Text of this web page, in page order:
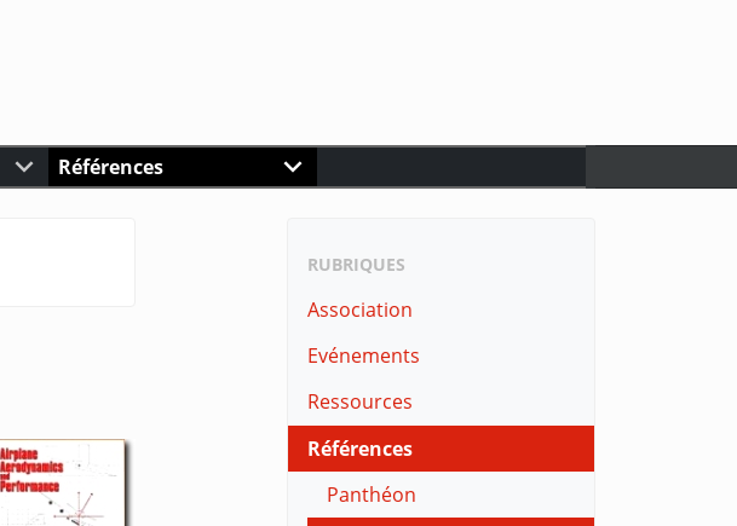
Références
RUBRIQUES
Association
Evénements
Ressources
Références
Panthéon